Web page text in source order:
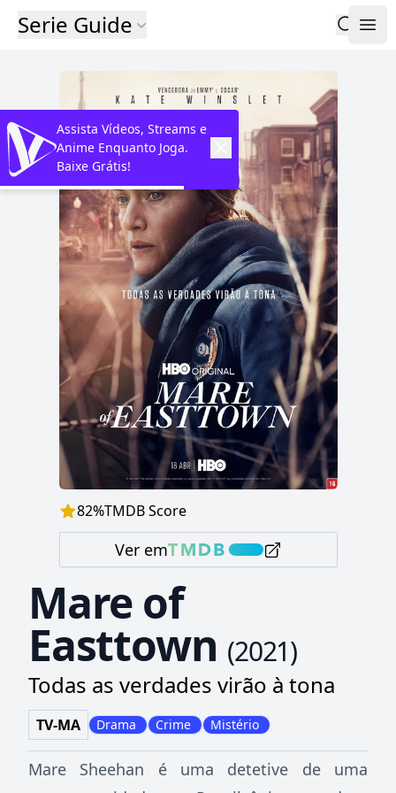
Serie Guide
82%TMDB Score
Ver em
Mare of
Easttown (2021)
Todas as verdades virão à tona
TV-MA Drama Crime Mistério
Mare Sheehan é uma detetive de uma
Assista Vídeos, Streams e
Anime Enquanto Joga.
Baixe Grátis!